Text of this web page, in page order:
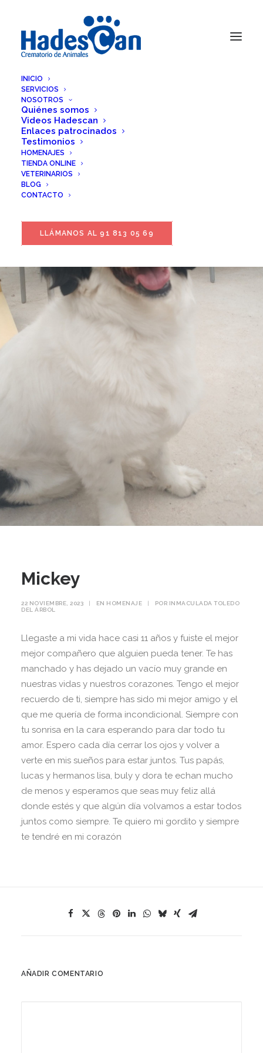
INICIO
SERVICIOS
NOSOTROS
Quiénes somos
Videos Hadescan
Enlaces patrocinados
Testimonios
HOMENAJES
TIENDA ONLINE
VETERINARIOS
BLOG
CONTACTO
LLÁMANOS AL 91 813 05 69
Mickey
22 NOVIEMBRE, 2023 | EN HOMENAJE | POR INMACULADA TOLEDO
DEL ÁRBOL
Llegaste a mi vida hace casi 11 años y fuiste el mejor
mejor compañero que alguien pueda tener. Te has
manchado y has dejado un vacío muy grande en
nuestras vidas y nuestros corazones. Tengo el mejor
recuerdo de ti, siempre has sido mi mejor amigo y el
que me quería de forma incondicional. Siempre con
tu sonrisa en la cara esperando para dar todo tu
amor. Espero cada día cerrar los ojos y volver a
verte en mis sueños para estar juntos. Tus papás,
lucas y hermanos lisa, buly y dora te echan mucho
de menos y esperamos que seas muy feliz allá
donde estés y que algún día volvamos a estar todos
juntos como siempre. Te quiero mi gordito y siempre
te tendré en mi corazón
AÑADIR COMENTARIO